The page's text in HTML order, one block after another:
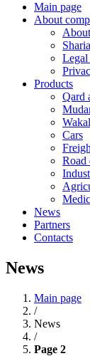
Main page
About
Legal
Products
Qard
Cars
Road
News
Partners
Contacts
News
Main page
/
News
/
Page 2